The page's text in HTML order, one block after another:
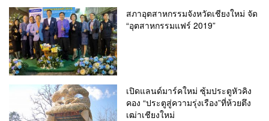
สภาอุตสาหกรรมจังหวัดเชียงใหม่ จัด
“อุตสาหกรรมแฟร์ 2019”
เปิดแลนด์มาร์คใหม่ ซุ้มประตูหัวคิง
คอง “ประตูสู่ความรุ่งเรือง”ที่ห้วยตึง
เฒ่าเชียงใหม่